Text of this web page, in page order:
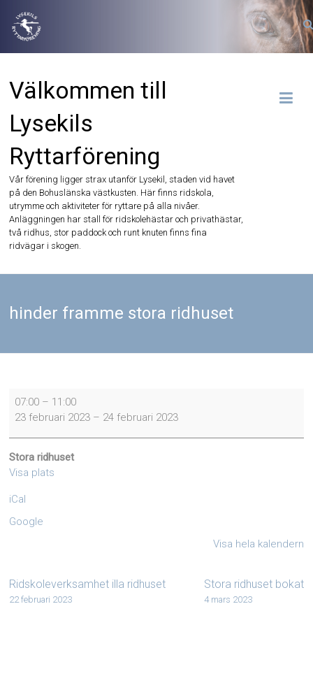
innehåll
Välkommen till
Lysekils
Ryttarförening
Vår förening ligger strax utanför Lysekil, staden vid havet
på den Bohuslänska västkusten. Här finns ridskola,
utrymme och aktiviteter för ryttare på alla nivåer.
Anläggningen har stall för ridskolehästar och privathästar,
två ridhus, stor paddock och runt knuten finns fina
ridvägar i skogen.
hinder framme stora ridhuset
hinder
framme
ridhuset
07:00 – 11:00
23 februari 2023 – 24 februari 2023
Stora ridhuset
Visa plats
iCal
Google
Visa hela kalendern
Ridskoleverksamhet illa ridhuset
22 februari 2023
Stora ridhuset bokat
4 mars 2023